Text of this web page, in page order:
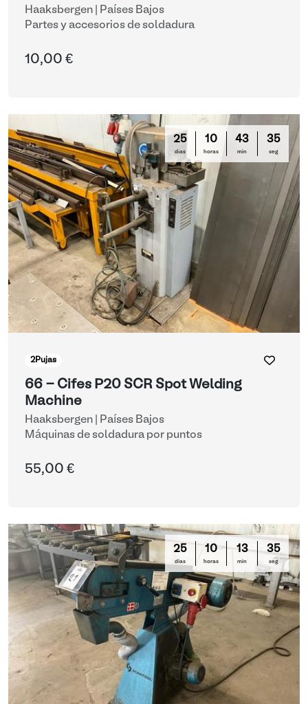
Haaksbergen | Países Bajos
Partes y accesorios de soldadura
10,00 €
25
días
10
horas
43
min
35
seg
2Pujas
66 - Cifes P20 SCR Spot Welding
Machine
Haaksbergen | Países Bajos
Máquinas de soldadura por puntos
55,00 €
25
días
10
horas
13
min
35
seg